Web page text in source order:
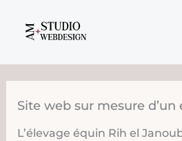
contenu
Site web sur mesure
L’élevage équin Rih el